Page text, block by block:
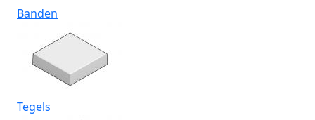
Banden
Tegels